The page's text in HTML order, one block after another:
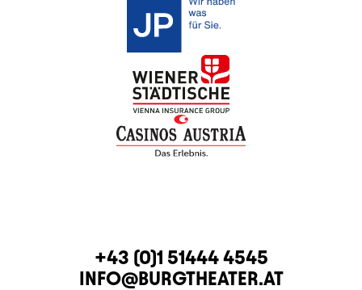
KONTAKTTELEFON
+43 (0)1 51444 4545
E-MAIL
INFO@BURGTHEATER.AT